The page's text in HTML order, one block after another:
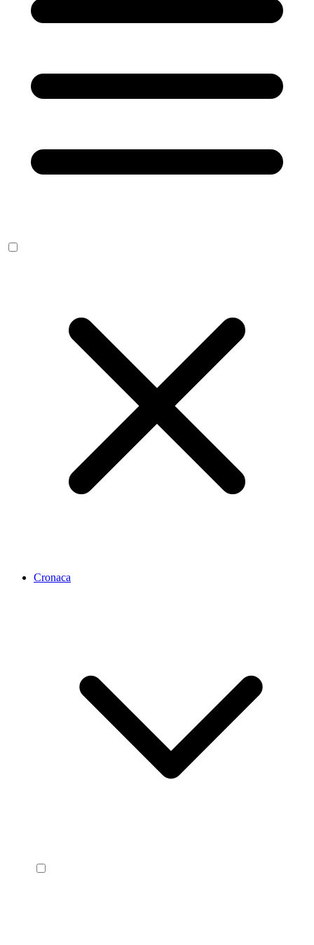
Cronaca